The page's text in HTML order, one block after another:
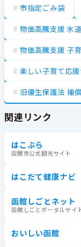
市指定ごみ袋
物価高騰支援 水
物価高騰支援 子
楽しい子育て応
旧優生保護法 補
関連リンク
はこぶら
函館市公式観光サイト
はこだて健康ナビ
函館しごとネット
函館しごとポータルサイ
おいしい函館